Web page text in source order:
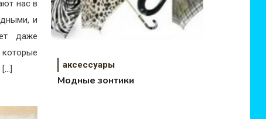
нас в
и
даже
аксессуары
Модные зонтики